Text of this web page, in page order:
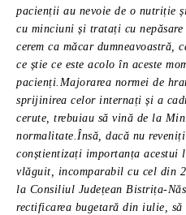
pacienții au nevoie de o nutriție
cu minciuni și tratați cu
cerem ca măcar
ce știe ce este acolo în aceste
pacienți.Majorarea normei de
sprijinirea celor internați și a
cerute, trebuiau să vină de la
normalitate.Însă, dacă nu
conștientizați importanța acestui
vlăguit, incomparabil cu cel din
la Consiliul Județean Bistrița-
rectificarea bugetară din iulie,